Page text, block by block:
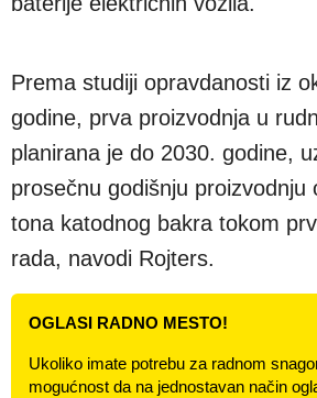
Prema studiji opravdanosti iz
godine, prva proizvodnja u
planirana je do 2030. godine,
prosečnu godišnju proizvodnju
tona katodnog bakra tokom
rada, navodi Rojters.
OGLASI RADNO MESTO!
Ukoliko imate potrebu za radnom
mogućnost da na jednostavan način